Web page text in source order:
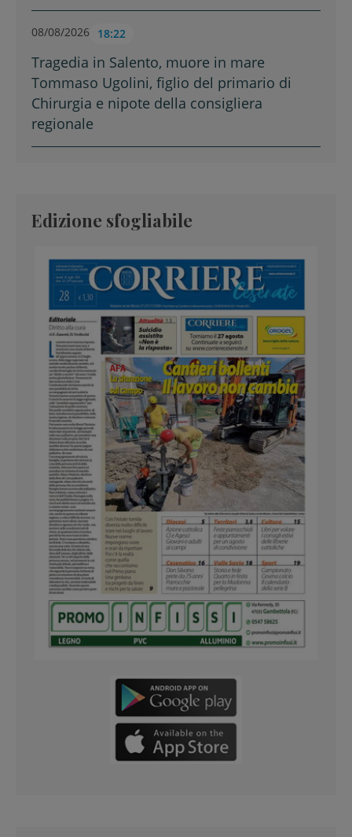
08/08/2026 18:22
Tragedia in Salento, muore in mare
Tommaso Ugolini, figlio del primario di
Chirurgia e nipote della consigliera
regionale
Edizione sfogliabile